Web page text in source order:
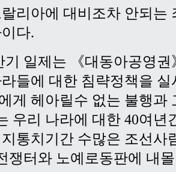
리아에 대비조차 안되는
다.
기 일제는 《대동아공영
들에 대한 침략정책을
게 헤아릴수 없는 불행과
우리 나라에 대한 40여년
통치기간 수많은 조선사
쟁터와 노예로동판에 내